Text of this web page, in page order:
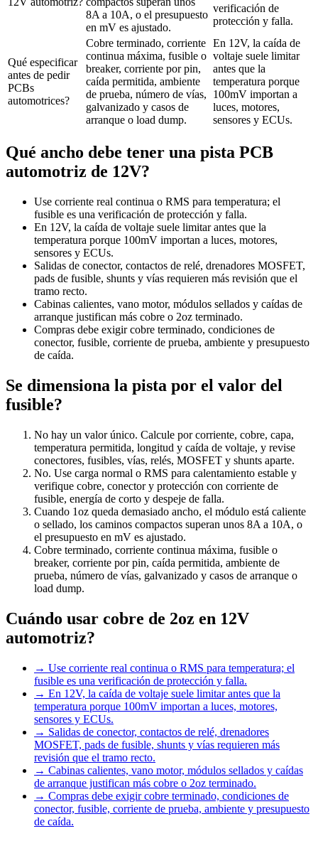
8A a 10A, o el presupuesto
en mV es ajustado.
verificación de
protección y falla.
Qué especificar
antes de pedir
PCBs
automotrices?
Cobre terminado, corriente
continua máxima, fusible o
breaker, corriente por pin,
caída permitida, ambiente
de prueba, número de vías,
galvanizado y casos de
arranque o load dump.
En 12V, la caída de
voltaje suele limitar
antes que la
temperatura porque
100mV importan a
luces, motores,
sensores y ECUs.
Qué ancho debe tener una pista PCB
automotriz de 12V?
Use corriente real continua o RMS para temperatura; el
fusible es una verificación de protección y falla.
En 12V, la caída de voltaje suele limitar antes que la
temperatura porque 100mV importan a luces, motores,
sensores y ECUs.
Salidas de conector, contactos de relé, drenadores MOSFET,
pads de fusible, shunts y vías requieren más revisión que el
tramo recto.
Cabinas calientes, vano motor, módulos sellados y caídas de
arranque justifican más cobre o 2oz terminado.
Compras debe exigir cobre terminado, condiciones de
conector, fusible, corriente de prueba, ambiente y presupuesto
de caída.
Se dimensiona la pista por el valor del
fusible?
No hay un valor único. Calcule por corriente, cobre, capa,
temperatura permitida, longitud y caída de voltaje, y revise
conectores, fusibles, vías, relés, MOSFET y shunts aparte.
No. Use carga normal o RMS para calentamiento estable y
verifique cobre, conector y protección con corriente de
fusible, energía de corto y despeje de falla.
Cuando 1oz queda demasiado ancho, el módulo está caliente
o sellado, los caminos compactos superan unos 8A a 10A, o
el presupuesto en mV es ajustado.
Cobre terminado, corriente continua máxima, fusible o
breaker, corriente por pin, caída permitida, ambiente de
prueba, número de vías, galvanizado y casos de arranque o
load dump.
Cuándo usar cobre de 2oz en 12V
automotriz?
→ Use corriente real continua o RMS para temperatura; el
fusible es una verificación de protección y falla.
→ En 12V, la caída de voltaje suele limitar antes que la
temperatura porque 100mV importan a luces, motores,
sensores y ECUs.
→ Salidas de conector, contactos de relé, drenadores
MOSFET, pads de fusible, shunts y vías requieren más
revisión que el tramo recto.
→ Cabinas calientes, vano motor, módulos sellados y caídas
de arranque justifican más cobre o 2oz terminado.
→ Compras debe exigir cobre terminado, condiciones de
conector, fusible, corriente de prueba, ambiente y presupuesto
de caída.